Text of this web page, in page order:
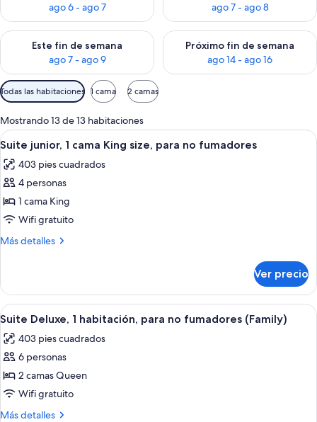
ago 6 - ago 7
ago 7 - ago 8
Este fin de semana
ago 7 - ago 9
Consulta la disponibilidad para este fin de semana ago 7 -
Próximo fin de semana
ago 14 - ago 16
Consulta la disponibilidad
Filtros
disponibles
para
las
habitaciones
Todas las habitaciones 1 cama 2 camas
Mostrando 13 de 13 habitaciones
Abrir
todas
las
fotos
de
Suite
junior,
King
size,
para
no
fumadores
Habitación de hotel con un sofá
4
Suite junior, 1 cama King size, para no fumadores
403 pies cuadrados
4 personas
1 cama King
Wifi gratuito
Más detalles
Más
junior,
cama
size,
para
fumadores
Ver precio
Abrir
todas
las
fotos
de
Suite
Deluxe,
Suite Deluxe, 1 habitación, para no
5
Suite Deluxe, 1 habitación, para no fumadores (Family)
403 pies cuadrados
6 personas
2 camas Queen
Wifi gratuito
Más detalles
Más